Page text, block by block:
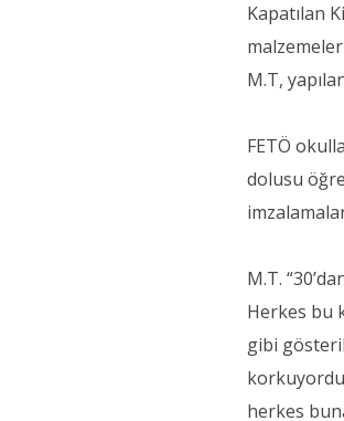
Kapatılan
M.T,
FETÖ
dolusu
M.T.
Herkes bu
gibi
herkes